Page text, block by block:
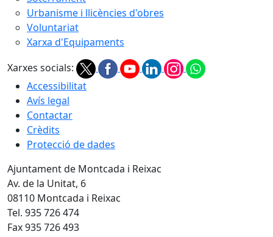
Urbanisme i llicències d'obres
Voluntariat
Xarxa d'Equipaments
Xarxes socials:
Accessibilitat
Avís legal
Contactar
Crèdits
Protecció de dades
Ajuntament de Montcada i Reixac
Av. de la Unitat, 6
08110 Montcada i Reixac
Tel. 935 726 474
Fax 935 726 493